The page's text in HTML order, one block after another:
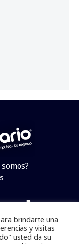
TikTok
brindarte una
y visitas
usted da su